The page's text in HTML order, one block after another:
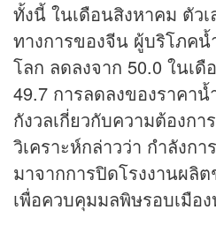
ทั้งนี้ ในเดือนสิงหาคม ตัว
ทางการของจีน ผู้บริโภค
โลก ลดลงจาก 50.0 ในเ
49.7 การลดลงของราคา
กังวลเกี่ยวกับความต้องก
วิเคราะห์กล่าวว่า กำลังก
มาจากการปิดโรงงานผลิ
เพื่อควบคุมมลพิษรอบเมือ